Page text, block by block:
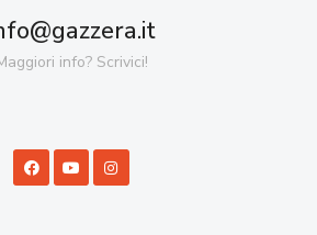
info? Scrivici!